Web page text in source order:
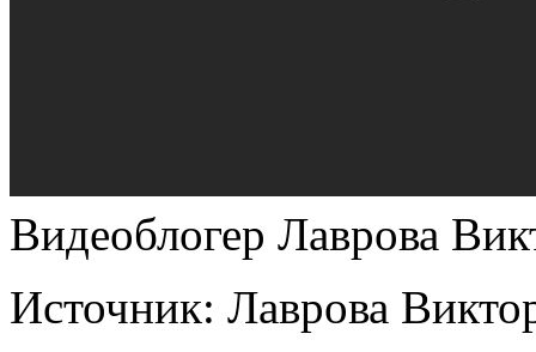
Видеоблогер Лаврова
Источник: Лаврова